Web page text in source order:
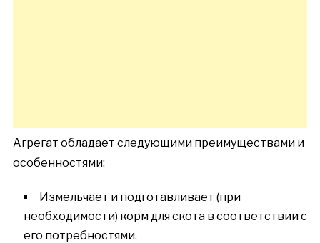
Агрегат обладает следующими преимуществами и
особенностями:
Измельчает и подготавливает (при
необходимости) корм для скота в соответствии с
его потребностями.